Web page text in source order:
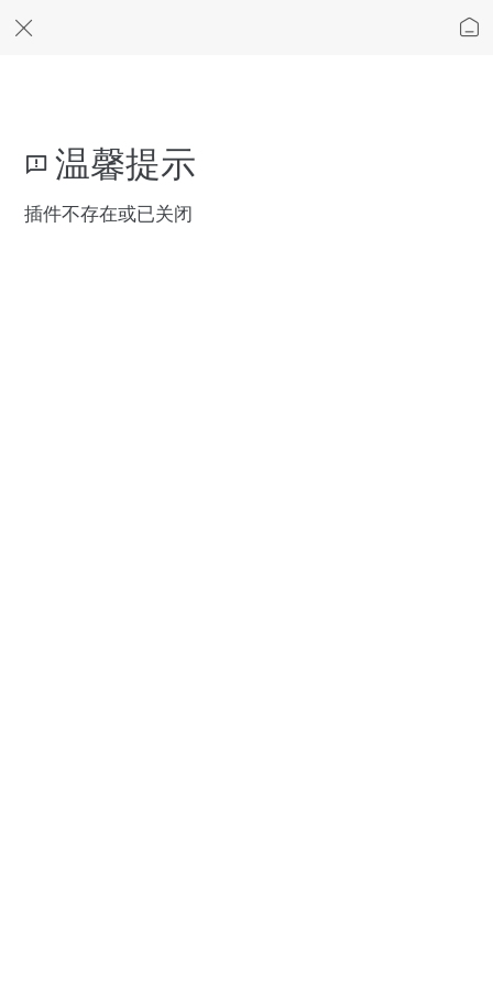
温馨提示
插件不存在或已关闭